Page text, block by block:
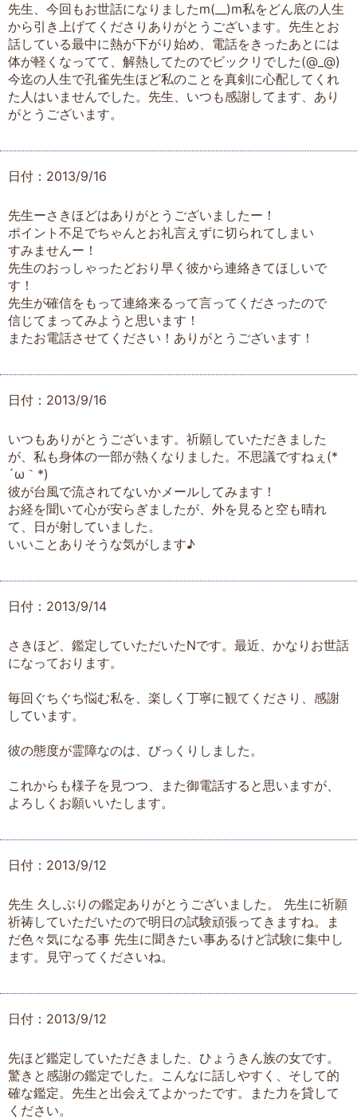
先生、今回もお世話になりましたm(__)m私をどん底の人生
から引き上げてくださりありがとうございます。先生とお
話している最中に熱が下がり始め、電話をきったあとには
体が軽くなってて、解熱してたのでビックリでした(@_@)
今迄の人生で孔雀先生ほど私のことを真剣に心配してくれ
た人はいませんでした。先生、いつも感謝してます、あり
がとうございます。
日付：2013/9/16
先生ーさきほどはありがとうございましたー！
ポイント不足でちゃんとお礼言えずに切られてしまい
すみませんー！
先生のおっしゃったどおり早く彼から連絡きてほしいで
す！
先生が確信をもって連絡来るって言ってくださったので
信じてまってみようと思います！
またお電話させてください！ありがとうございます！
日付：2013/9/16
いつもありがとうございます。祈願していただきました
が、私も身体の一部が熱くなりました。不思議ですねぇ(*
´ω｀*)
彼が台風で流されてないかメールしてみます！
お経を聞いて心が安らぎましたが、外を見ると空も晴れ
て、日が射していました。
いいことありそうな気がします♪
日付：2013/9/14
さきほど、鑑定していただいたNです。最近、かなりお世話
になっております。
毎回ぐちぐち悩む私を、楽しく丁寧に観てくださり、感謝
しています。
彼の態度が霊障なのは、びっくりしました。
これからも様子を見つつ、また御電話すると思いますが、
よろしくお願いいたします。
日付：2013/9/12
先生 久しぶりの鑑定ありがとうございました。 先生に祈願
祈祷していただいたので明日の試験頑張ってきますね。ま
だ色々気になる事 先生に聞きたい事あるけど試験に集中し
ます。見守ってくださいね。
日付：2013/9/12
先ほど鑑定していただきました、ひょうきん族の女です。
驚きと感謝の鑑定でした。こんなに話しやすく、そして的
確な鑑定。先生と出会えてよかったです。また力を貸して
ください。